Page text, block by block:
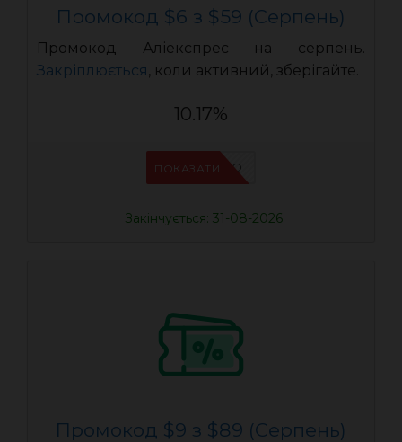
Промокод $6 з $59 (Серпень)
Промокод Аліекспрес на серпень.
Закріплюється, коли активний, зберігайте.
10.17%
IFPCFQQO
ПОКАЗАТИ
Закінчується: 31-08-2026
Промокод $9 з $89 (Серпень)